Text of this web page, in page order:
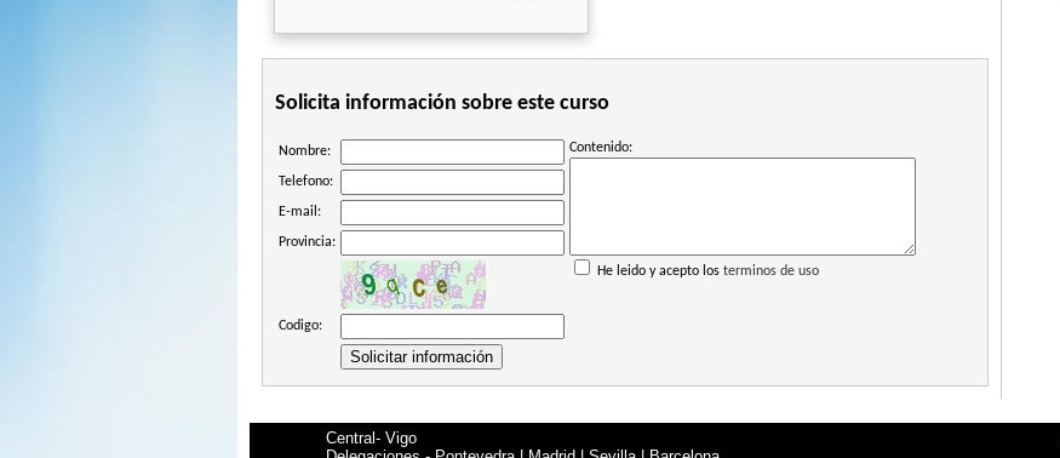
Solicita información sobre este curso
Nombre: Contenido:
He leido y acepto los terminos de uso
Telefono:
E-mail:
Provincia:
Codigo:
Central- Vigo